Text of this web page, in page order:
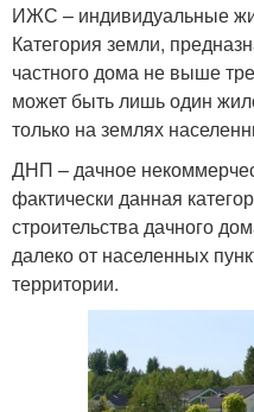
ИЖС – индивидуальные
Категория земли,
частного дома не выше
может быть лишь один
только на землях
ДНП – дачное
фактически данная
строительства дачного
далеко от населенных
территории.